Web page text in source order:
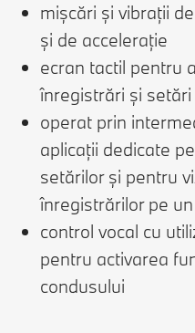
mișcări și vibrații
și de accelerație
ecran tactil pentru
înregistrări și setări
operat prin
aplicații dedicate
setărilor și pentru
înregistrărilor pe
control vocal cu
pentru activarea
condusului